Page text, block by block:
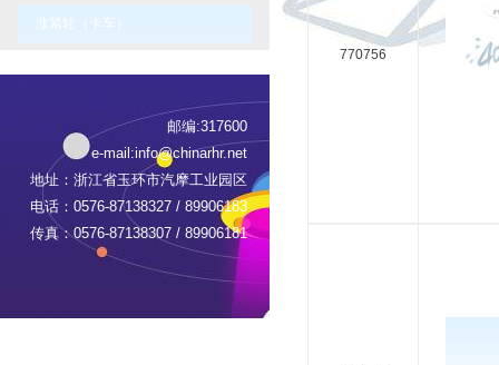
涨紧轮（卡车）
邮编:317600
e-mail:info@chinarhr.net
地址：浙江省玉环市汽摩工业园区
电话：0576-87138327 / 89906183
传真：0576-87138307 / 89906181
770756